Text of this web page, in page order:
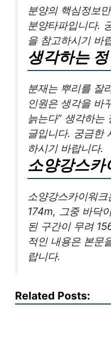
분양의 핵심정보
분양타파입니다.
을 참고하시기 바
생각하는
분재는 뿌리를 잘
인원은 생각을 바
늙는다” 생각하는
글입니다. 궁금한
하시기 바랍니다.
소양강스카
소양강스카이워
174m, 그중 바닥
된 구간이 무려
적인 내용은 본문
랍니다.
Related Posts: